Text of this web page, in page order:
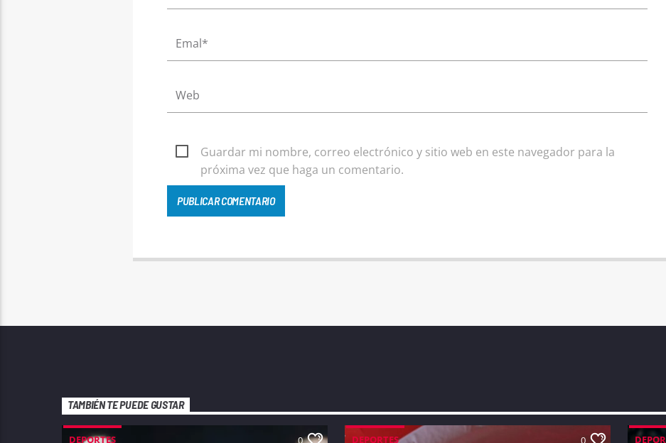
Guardar mi nombre, correo electrónico y sitio web en este navegador para la
próxima vez que haga un comentario.
TAMBIÉN TE PUEDE GUSTAR
DEPORTES 0 DEPORTES 0